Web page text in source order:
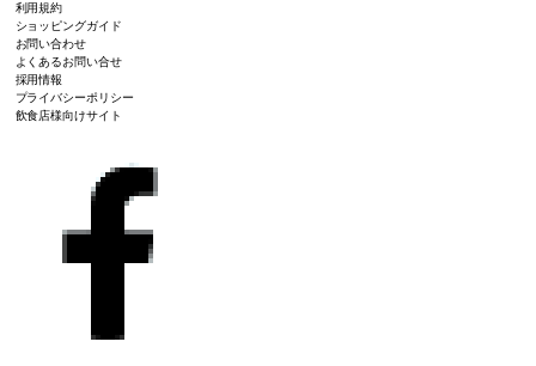
利用規約
ショッピングガイド
お問い合わせ
よくあるお問い合せ
採用情報
プライバシーポリシー
飲食店様向けサイト